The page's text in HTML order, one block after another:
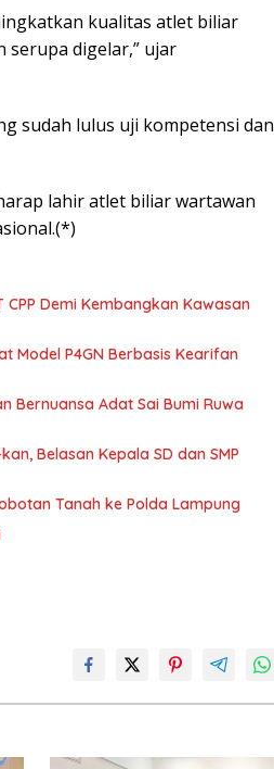
kualitas atlet biliar
serupa digelar,” ujar
sudah lulus uji kompetensi dan
lahir atlet biliar wartawan
Demi Kembangkan Kawasan
Model P4GN Berbasis Kearifan
Bernuansa Adat Sai Bumi Ruwa
Belasan Kepala SD dan SMP
Tanah ke Polda Lampung